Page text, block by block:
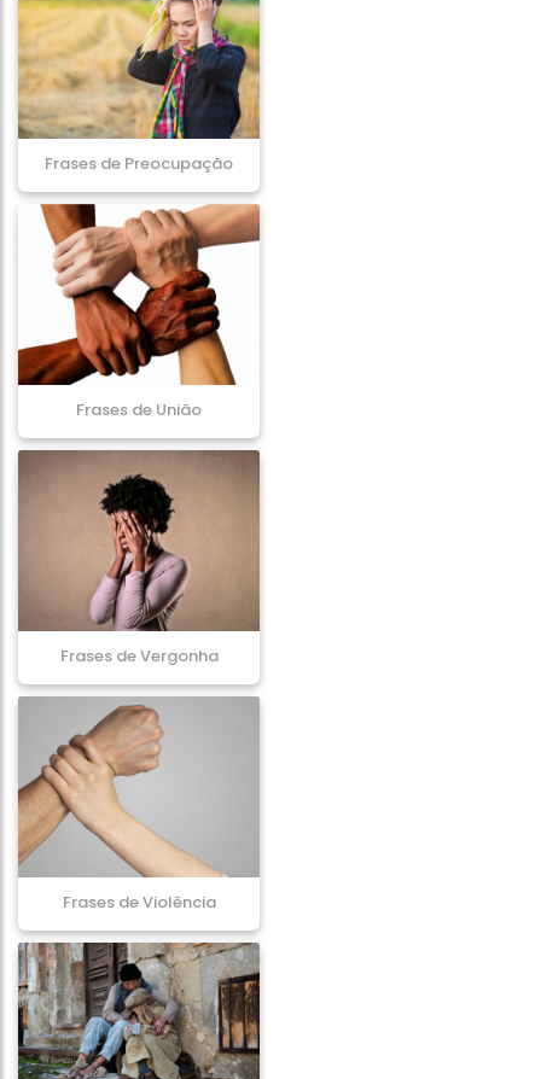
Frases de Preocupação
Frases de União
Frases de Vergonha
Frases de Violência